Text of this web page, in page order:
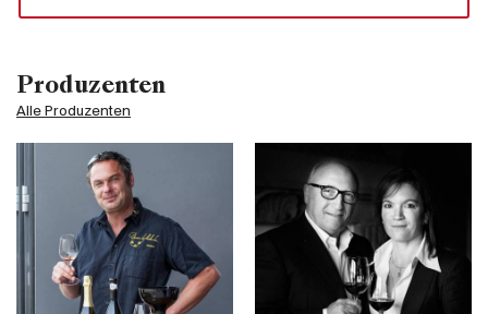
Produzenten
Alle Produzenten